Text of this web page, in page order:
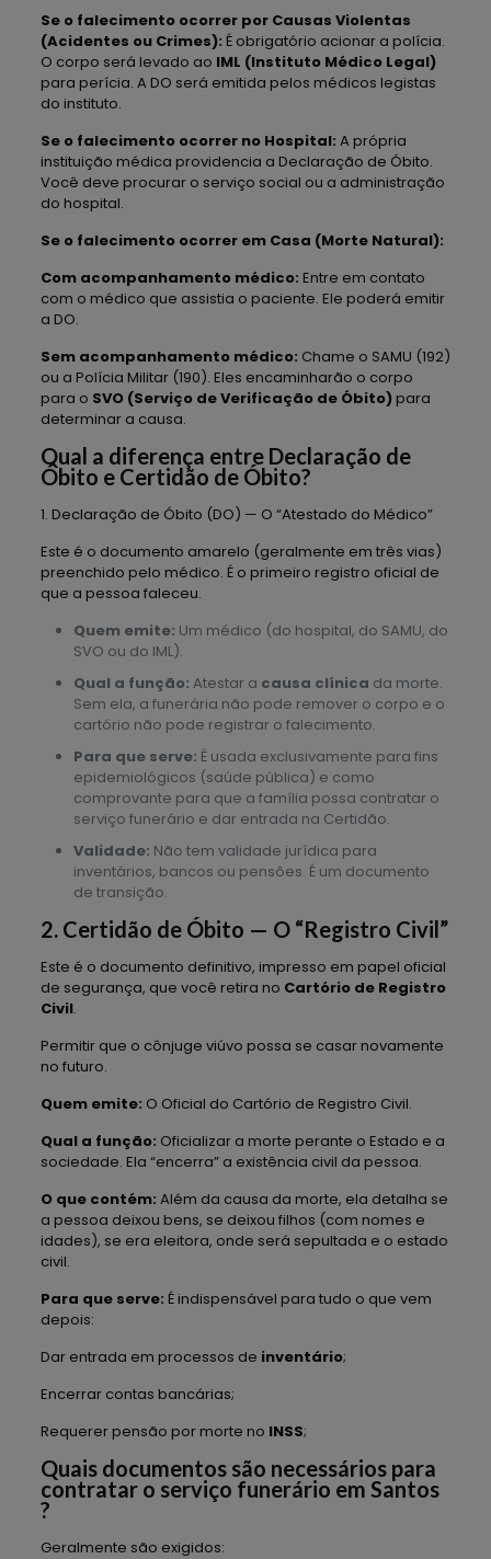
Se o falecimento ocorrer por Causas Violentas
(Acidentes ou Crimes): É obrigatório acionar a polícia.
O corpo será levado ao IML (Instituto Médico Legal)
para perícia. A DO será emitida pelos médicos legistas
do instituto.
Se o falecimento ocorrer no Hospital: A própria
instituição médica providencia a Declaração de Óbito.
Você deve procurar o serviço social ou a administração
do hospital.
Se o falecimento ocorrer em Casa (Morte Natural):
Com acompanhamento médico: Entre em contato
com o médico que assistia o paciente. Ele poderá emitir
a DO.
Sem acompanhamento médico: Chame o SAMU (192)
ou a Polícia Militar (190). Eles encaminharão o corpo
para o SVO (Serviço de Verificação de Óbito)para
determinar a causa.
Qual a diferença entre Declaração de
Óbito e Certidão de Óbito?
1. Declaração de Óbito (DO) — O “Atestado do Médico”
Este é o documento amarelo (geralmente em três vias)
preenchido pelo médico. É o primeiro registro oficial de
que a pessoa faleceu.
Quem emite: Um médico (do hospital, do SAMU, do
SVO ou do IML).
Qual a função: Atestar a causa clínica da morte.
Sem ela, a funerária não pode remover o corpo e o
cartório não pode registrar o falecimento.
Para que serve: É usada exclusivamente para fins
epidemiológicos (saúde pública) e como
comprovante para que a família possa contratar o
serviço funerário e dar entrada na Certidão.
Validade: Não tem validade jurídica para
inventários, bancos ou pensões. É um documento
de transição.
2. Certidão de Óbito — O “Registro Civil”
Este é o documento definitivo, impresso em papel oficial
de segurança, que você retira no Cartório de Registro
Civil.
Permitir que o cônjuge viúvo possa se casar novamente
no futuro.
Quem emite: O Oficial do Cartório de Registro Civil.
Qual a função: Oficializar a morte perante o Estado e a
sociedade. Ela “encerra” a existência civil da pessoa.
O que contém: Além da causa da morte, ela detalha se
a pessoa deixou bens, se deixou filhos (com nomes e
idades), se era eleitora, onde será sepultada e o estado
civil.
Para que serve: É indispensável para tudo o que vem
depois:
Dar entrada em processos de inventário;
Encerrar contas bancárias;
Requerer pensão por morte no INSS;
Quais documentos são necessários para
contratar o serviço funerário em Santos
?
Geralmente são exigidos: